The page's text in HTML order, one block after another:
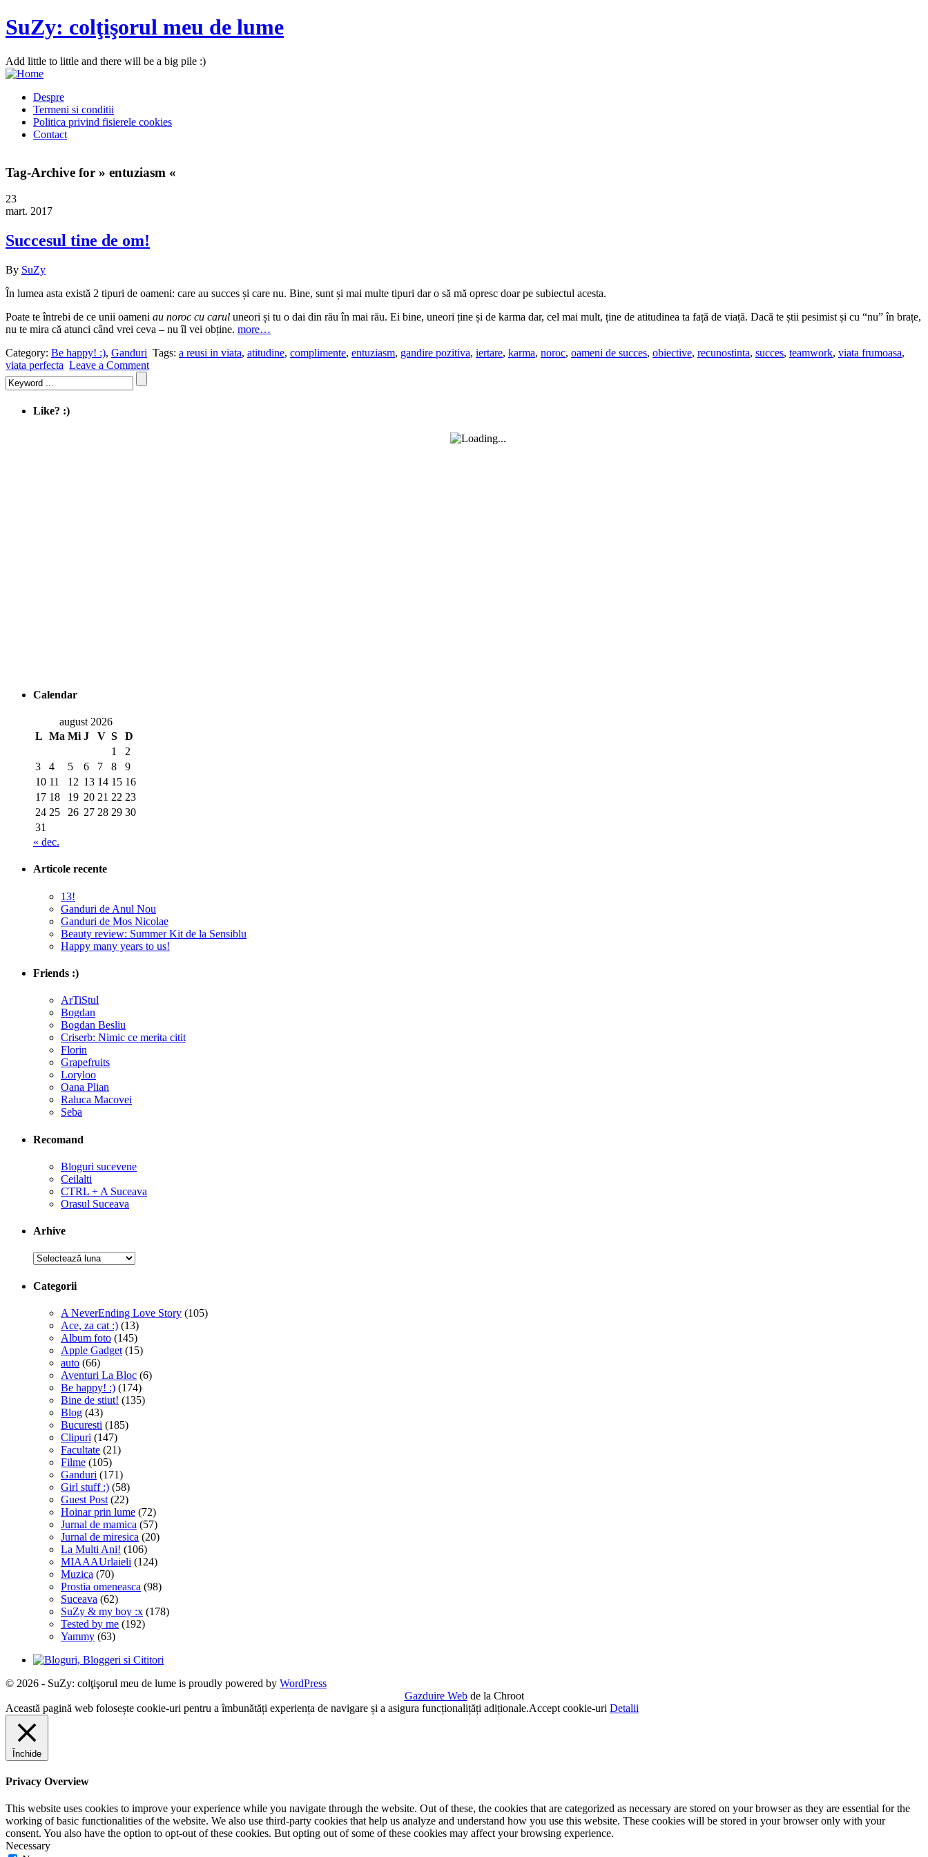
SuZy: colţişorul meu de lume
Add little to little and there will be a big pile :)
Despre
Termeni si conditii
Politica privind fisierele cookies
Contact
Tag-Archive for » entuziasm «
23
mart. 2017
Succesul tine de om!
By SuZy
În lumea asta există 2 tipuri de oameni: care au succes și care nu. Bine, sunt și mai multe tipuri dar o să mă opresc doar pe subiectul acesta.
Poate te întrebi de ce unii oameni au noroc cu carul uneori și tu o dai din rău în mai rău. Ei bine, uneori ține și de karma dar, cel mai mult, ține de atitudinea ta față de viață. Dacă te știi pesimist și cu “nu” în brațe,
nu te mira că atunci când vrei ceva – nu îl vei obține. more…
Category: Be happy! :), Ganduri Tags: a reusi in viata, atitudine, complimente, entuziasm, gandire pozitiva, iertare, karma, noroc, oameni de succes, obiective, recunostinta, succes, teamwork, viata frumoasa,
viata perfecta Leave a Comment
Like? :)
Calendar
august 2026
L Ma Mi J V S
D
1
2
3
4 5 6 7 8
9
10 11 12 13 14 15 16
17 18 19 20 21 22 23
24 25 26 27 28 29 30
31
« dec.
Articole recente
13!
Ganduri de Anul Nou
Ganduri de Mos Nicolae
Beauty review: Summer Kit de la Sensiblu
Happy many years to us!
Friends :)
ArTiStul
Bogdan
Bogdan Besliu
Criserb: Nimic ce merita citit
Florin
Grapefruits
Loryloo
Oana Plian
Raluca Macovei
Seba
Recomand
Bloguri sucevene
Ceilalti
CTRL + A Suceava
Orasul Suceava
Arhive
Arhive
Categorii
A NeverEnding Love Story (105)
Ace, za cat :) (13)
Album foto (145)
Apple Gadget (15)
auto (66)
Aventuri La Bloc (6)
Be happy! :) (174)
Bine de stiut! (135)
Blog (43)
Bucuresti (185)
Clipuri (147)
Facultate (21)
Filme (105)
Ganduri (171)
Girl stuff :) (58)
Guest Post (22)
Hoinar prin lume (72)
Jurnal de mamica (57)
Jurnal de miresica (20)
La Multi Ani! (106)
MIAAAUrlaieli (124)
Muzica (70)
Prostia omeneasca (98)
Suceava (62)
SuZy & my boy :x (178)
Tested by me (192)
Yammy (63)
© 2026 - SuZy: colţişorul meu de lume is proudly powered by WordPress
Gazduire Webde la Chroot
Această pagină web folosește cookie-uri pentru a îmbunătăți experiența de navigare și a asigura funcționalițăți adiționale.Accept cookie-uri Detalii
Închide
Privacy Overview
This website uses cookies to improve your experience while you navigate through the website. Out of these, the cookies that are categorized as necessary are stored on your browser as they are essential for the
working of basic functionalities of the website. We also use third-party cookies that help us analyze and understand how you use this website. These cookies will be stored in your browser only with your
consent. You also have the option to opt-out of these cookies. But opting out of some of these cookies may affect your browsing experience.
Necessary